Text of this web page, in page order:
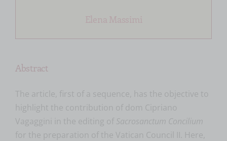
Elena Massimi
Abstract
The article, first of a sequence, has the objective to
highlight the contribution of dom Cipriano
Vagaggini in the editing of Sacrosanctum Concilium
for the preparation of the Vatican Council II. Here,